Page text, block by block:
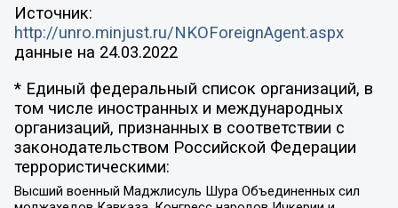
Источник:
http://unro.minjust.ru/NKOForeignAgent.aspx
данные на 24.03.2022
* Единый федеральный список организаций, в
том числе иностранных и международных
организаций, признанных в соответствии с
законодательством Российской Федерации
террористическими:
Высший военный Маджлисуль Шура Объединенных сил